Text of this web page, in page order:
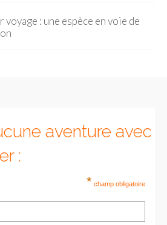
voyage : une espèce en voie de
aventure avec
:
* champ obligatoire